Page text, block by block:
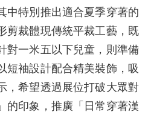
中特別推出適合夏季穿著的
剪裁體現傳統平裁工藝，既
對一米五以下兒童，則準備
短袖設計配合精美裝飾，吸
，希望透過展位打破大眾對
的印象，推廣「日常穿著漢